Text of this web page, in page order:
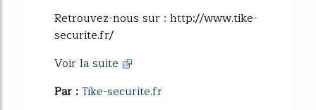
Retrouvez-nous sur : http://www.tike-
securite.fr/
Voir la suite
Par :Tike-securite.fr